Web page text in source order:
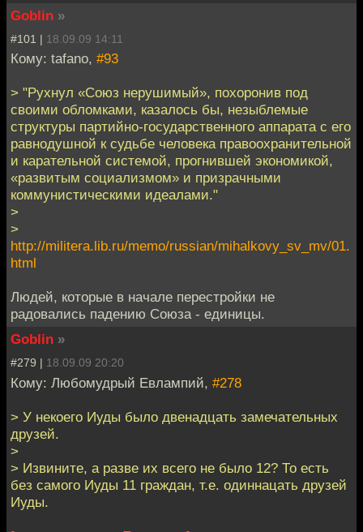
Goblin »
#101 | 18.09.09 14:11
Кому: tafano, #93
> "Рухнул «Союз нерушимый», похоронив под
своими обломками, казалось бы, незыблемые
структуры партийно-государственного аппарата с его
равнодушной к судьбе человека правоохранительной
и карательной системой, прогнившей экономикой,
«развитым социализмом» и призрачными
коммунистическими идеалами."
>
>
http://militera.lib.ru/memo/russian/mihalkovy_sv_mv/01.
html
Людей, которые в начале перестройки не
радовались падению Союза - единицы.
Goblin »
#279 | 18.09.09 20:20
Кому: Любомудрый Евлампий, #278
> У некоего Иуды было двенадцать замечательных
друзей.
>
> Извините, а разве их всего не было 12? То есть
без самого Иуды 11 граждан, т.е. одиннацать друзей
Иуды.